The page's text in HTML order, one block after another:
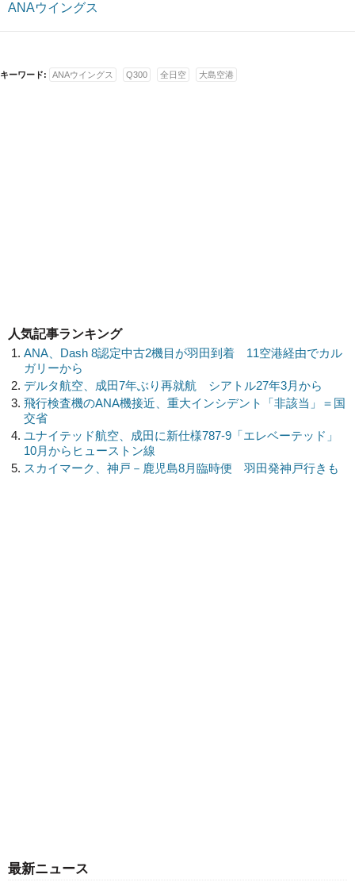
最新ニュース
ANAウイングス
キーワード: ANAウイングス Q300 全日空 大島空港
人気記事ランキング
ANA、Dash 8認定中古2機目が羽田到着 11空港経由でカル
ガリーから
デルタ航空、成田7年ぶり再就航 シアトル27年3月から
飛行検査機のANA機接近、重大インシデント「非該当」＝国
交省
ユナイテッド航空、成田に新仕様787-9「エレベーテッド」
10月からヒューストン線
スカイマーク、神戸－鹿児島8月臨時便 羽田発神戸行きも